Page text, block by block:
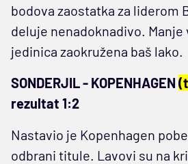
bodova zaostatka za liderom
deluje nenadoknadivo. Manje
jedinica zaokružena baš lako.
SONDERJIL - KOPENHAGEN
rezultat 1:2
Nastavio je Kopenhagen
odbrani titule. Lavovi su na